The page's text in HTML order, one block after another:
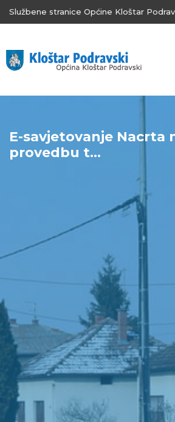
Službene stranice Općine Kloštar
E-savjetovanje Nacrta
provedbu t...